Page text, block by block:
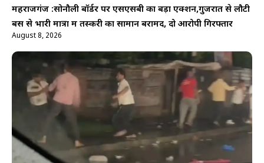
महराजगंज :सोनौली बॉर्डर पर एसएसबी का बड़ा एक्शन,गुजरात से लौटी
बस से भारी मात्रा में तस्करी का सामान बरामद, दो आरोपी गिरफ्तार
August 8, 2026